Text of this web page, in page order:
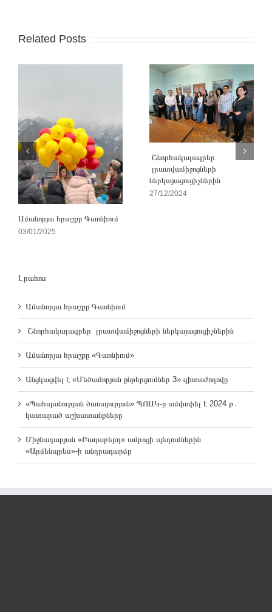
Related Posts
Ամանորյա հրաշքը Գառնիում
03/01/2025
Շնորհակալագրեր
լրատվամիջոցների
ներկայացուցիչներին
27/12/2024
Լրահոս
Ամանորյա հրաշքը Գառնիում
Շնորհակալագրեր լրատվամիջոցների ներկայացուցիչներին
Ամանորյա հրաշքը «Գառնիում»
Անցկացվել է «Մեծամորյան ընթերցումներ 3» գիտաժողովը
«Պահպանության ծառայություն» ՊՈԱԿ-ը ամփոփել է 2024 թ․
կատարած աշխատանքները
Միջնադարյան «Բաղաբերդ» ամրոցի պեղումներին
«Արմենպրես»-ի անդրադարձը